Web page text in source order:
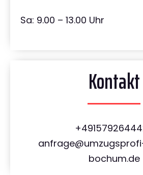
Sa: 9.00 – 13.00 Uhr
Kontakt
bochum.de